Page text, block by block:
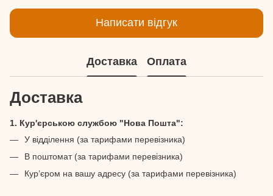
Написати відгук
Доставка Оплата
Доставка
1. Кур'єрською службою "Нова Пошта":
У відділення (за тарифами перевізника)
В поштомат (за тарифами перевізника)
Кур’єром на вашу адресу (за тарифами перевізника)